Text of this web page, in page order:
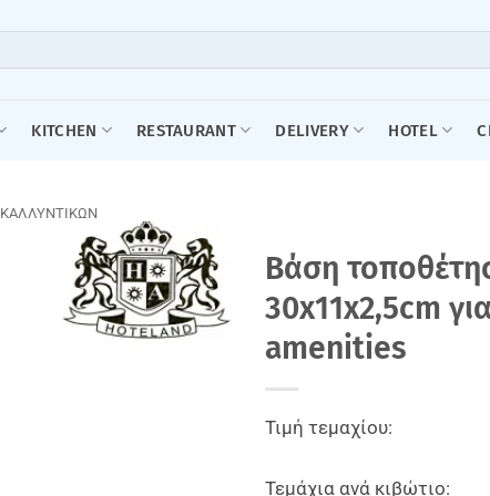
KITCHEN RESTAURANT DELIVERY HOTEL
ΚΑΛΛΥΝΤΙΚΩΝ
Βάση
30x11x2,5cm
amenities
Τιμή τεμαχίου:
Τεμάχια ανά κιβώτιο: